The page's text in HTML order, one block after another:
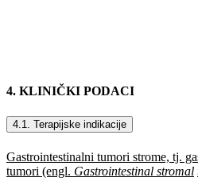
4. KLINIČKI PODACI
4.1. Terapijske indikacije
Gastrointestinalni tumori strome, tj.
tumori (engl. Gastrointestinal stromal